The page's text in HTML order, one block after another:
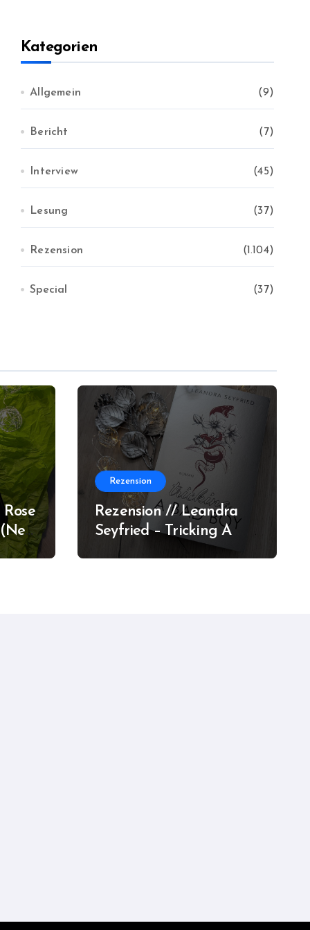
v
Kategorien
Allgemein (9)
Bericht (7)
Interview (45)
Lesung (37)
Rezension (1.104)
Special (37)
Rezension
Rezension // Leandra
Seyfried – Tricking A
Bad Boy (Sons of